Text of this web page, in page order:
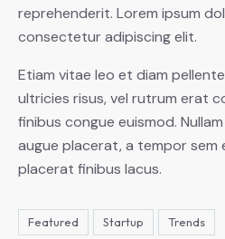
reprehenderit. Lorem ipsum
consectetur adipiscing elit.
Etiam vitae leo et diam
ultricies risus, vel rutrum erat
finibus congue euismod.
augue placerat, a tempor sem
placerat finibus lacus.
Featured Startup Trends